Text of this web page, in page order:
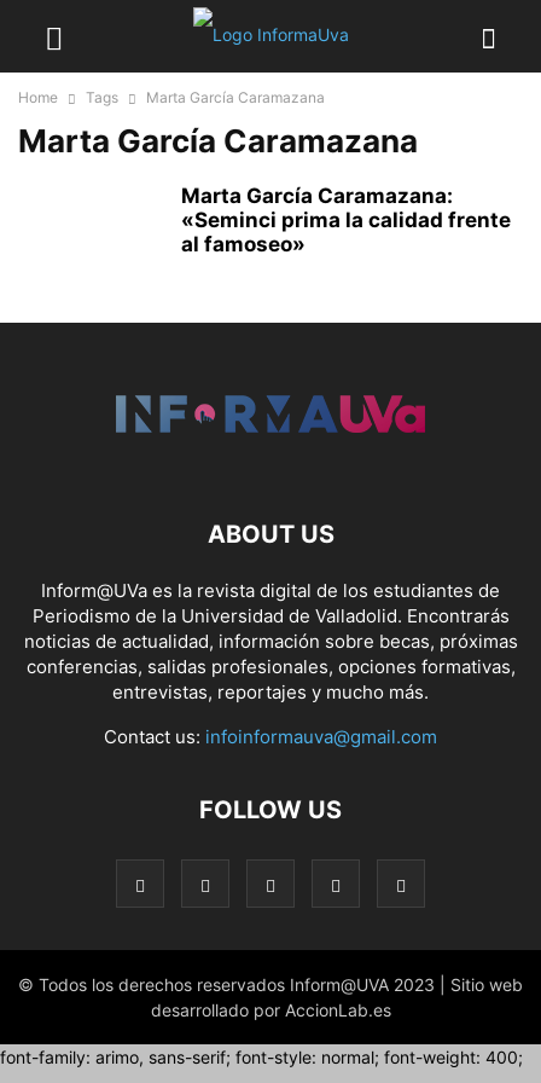
Home Tags Marta García Caramazana
Marta García Caramazana
Marta García Caramazana:
«Seminci prima la calidad frente
al famoseo»
ABOUT US
Inform@UVa es la revista digital de los estudiantes de
Periodismo de la Universidad de Valladolid. Encontrarás
noticias de actualidad, información sobre becas, próximas
conferencias, salidas profesionales, opciones formativas,
entrevistas, reportajes y mucho más.
Contact us: infoinformauva@gmail.com
FOLLOW US
© Todos los derechos reservados Inform@UVA 2023 | Sitio web
desarrollado por AccionLab.es
font-family: arimo, sans-serif; font-style: normal; font-weight: 400;